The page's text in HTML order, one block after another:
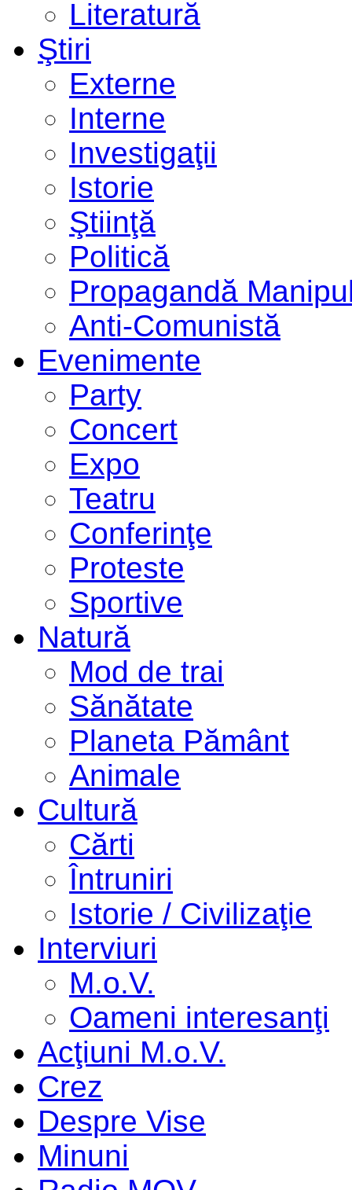
Literatură
Ştiri
Externe
Interne
Investigaţii
Istorie
Ştiinţă
Politică
Propagandă
Anti-Comunistă
Evenimente
Party
Concert
Expo
Teatru
Conferinţe
Proteste
Sportive
Natură
Mod de trai
Sănătate
Planeta Pământ
Animale
Cultură
Cărti
Întruniri
Istorie / Civilizaţie
Interviuri
M.o.V.
Oameni interesanţi
Acţiuni M.o.V.
Crez
Despre Vise
Minuni